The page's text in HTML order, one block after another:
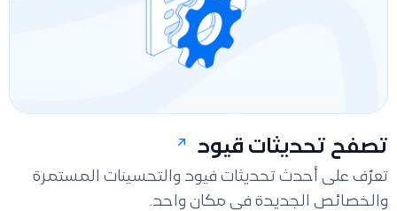
تصفح تحديثات قيود
تعرّف على أحدث تحديثات فيود والتحسينات المستمرة
والخصائص الجديدة في مكان واحد.